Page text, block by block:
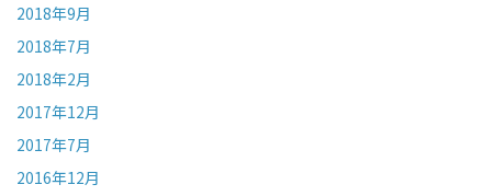
2018年9月
2018年7月
2018年2月
2017年12月
2017年7月
2016年12月